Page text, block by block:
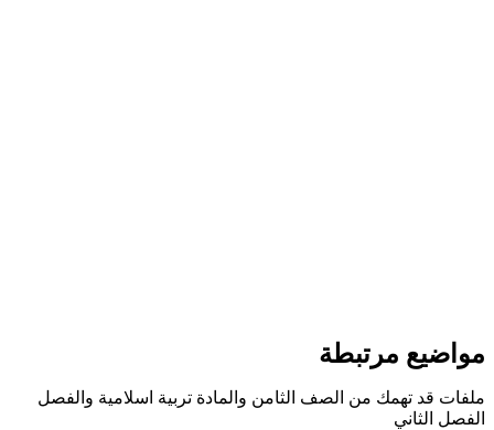
مواضيع مرتبطة
ملفات قد تهمك من الصف الثامن والمادة تربية اسلامية والفصل
الفصل الثاني